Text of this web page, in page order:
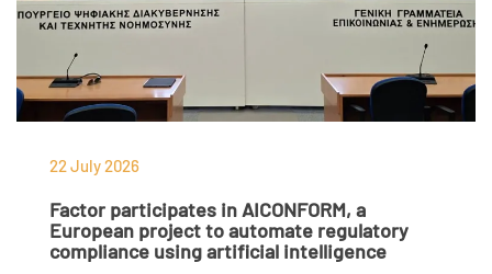
22 July 2026
Factor participates in AICONFORM, a
European project to automate regulatory
compliance using artificial intelligence